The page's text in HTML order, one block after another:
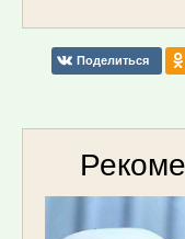
Поделиться